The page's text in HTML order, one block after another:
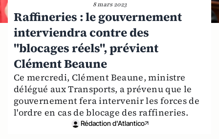
8 mars 2023
Raffineries : le gouvernement
interviendra contre des
"blocages réels", prévient
Clément Beaune
Ce mercredi, Clément Beaune, ministre
délégué aux Transports, a prévenu que le
gouvernement fera intervenir les forces de
l'ordre en cas de blocage des raffineries.
Rédaction d'Atlantico